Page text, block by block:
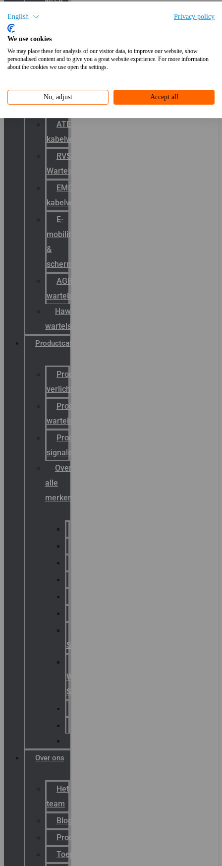
English Privacy policy
We use cookies
We may place these for analysis of our visitor data, to improve our website, show
personalised content and to give you a great website experience. For more information
about the cookies we use open the settings.
No, adjust Accept all
& LED-
projectie
Productcatalogus
ATEX
kabelwartels
RVS
Wartels
EMC
kabelwartels
E-
mobility
&
schermstromen
AGRO
wartels
Hawke
wartels
Productcatalogus
Productcatalogus
verlichting
Productcatalogus
wartels
Productcatalogus
signalering
Overzicht
alle
merken
Signaling
Warning
Signals
Over ons
Het
team
Blog
Productnieuws
Toepassingen